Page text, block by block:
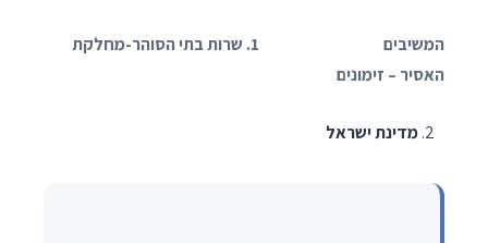
המשיבים 1. שרות בתי הסוהר-מחלקת
האסיר – זימונים
מדינת ישראל